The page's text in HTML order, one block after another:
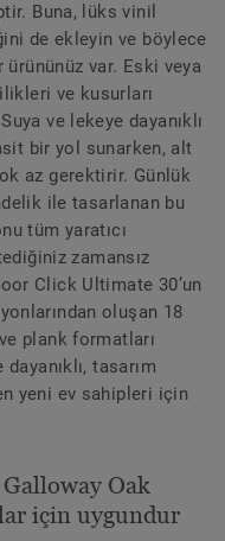
Buna, lüks vinil
de ekleyin ve böylece
ürününüz var. Eski veya
ve kusurları
ve lekeye dayanıklı
bir yol sunarken, alt
az gerektirir. Günlük
ile tasarlanan bu
tüm yaratıcı
zamansız
Click Ultimate 30’un
oluşan 18
plank formatları
tasarım
yeni ev sahipleri için
Oak
için uygundur